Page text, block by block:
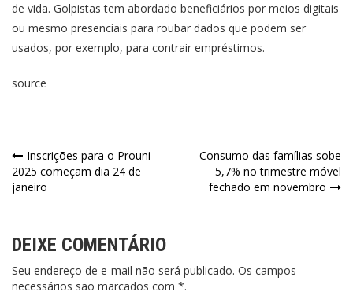
de vida. Golpistas tem abordado beneficiários por meios digitais
ou mesmo presenciais para roubar dados que podem ser
usados, por exemplo, para contrair empréstimos.
source
Inscrições para o Prouni
2025 começam dia 24 de
janeiro
Consumo das famílias sobe
5,7% no trimestre móvel
fechado em novembro
DEIXE COMENTÁRIO
Seu endereço de e-mail não será publicado. Os campos
necessários são marcados com *.